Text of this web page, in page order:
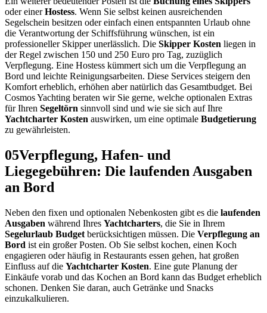
oder einerHostess. Wenn Sie selbst keinen ausreichenden
Segelschein besitzen oder einfach einen entspannten Urlaub ohne
die Verantwortung der Schiffsführung wünschen, ist ein
professioneller Skipper unerlässlich. Die Skipper Kosten liegen in
der Regel zwischen 150 und 250 Euro pro Tag, zuzüglich
Verpflegung. Eine Hostess kümmert sich um die Verpflegung an
Bord und leichte Reinigungsarbeiten. Diese Services steigern den
Komfort erheblich, erhöhen aber natürlich das Gesamtbudget. Bei
Cosmos Yachting beraten wir Sie gerne, welche optionalen Extras
für Ihren Segeltörn sinnvoll sind und wie sie sich auf Ihre
Yachtcharter Kosten auswirken, um eine optimale Budgetierung
zu gewährleisten.
05Verpflegung, Hafen- und
Liegegebühren: Die laufenden Ausgaben
an Bord
Neben den fixen und optionalen Nebenkosten gibt es die laufenden
Ausgaben während Ihres Yachtcharters, die Sie in Ihrem
Segelurlaub Budget berücksichtigen müssen. Die Verpflegung an
Bord ist ein großer Posten. Ob Sie selbst kochen, einen Koch
engagieren oder häufig in Restaurants essen gehen, hat großen
Einfluss auf die Yachtcharter Kosten. Eine gute Planung der
Einkäufe vorab und das Kochen an Bord kann das Budget erheblich
schonen. Denken Sie daran, auch Getränke und Snacks
einzukalkulieren.